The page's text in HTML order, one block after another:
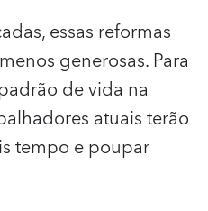
essas reformas
generosas. Para
de vida na
atuais terão
tempo e poupar